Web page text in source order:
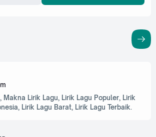
Makna Lirik Lagu, Lirik Lagu Populer, Lirik
Lirik Lagu Barat, Lirik Lagu Terbaik.